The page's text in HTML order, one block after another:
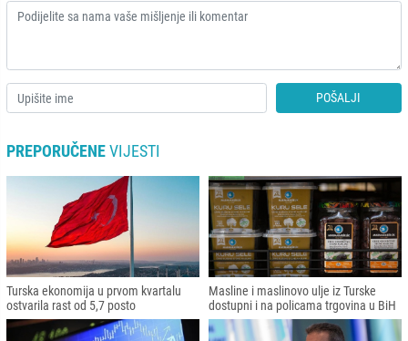
POŠALJI
PREPORUČENEVIJESTI
Turska ekonomija u prvom kvartalu
ostvarila rast od 5,7 posto
Masline i maslinovo ulje iz Turske
dostupni i na policama trgovina u BiH